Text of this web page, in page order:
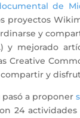
de
y
y mejorado
Creative
y
pasó a proponer
24